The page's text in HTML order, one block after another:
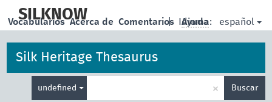
main
SILKNOW | Idioma: español
Vocabularios Acerca de Comentarios Ayuda
Silk Heritage Thesaurus
undefined × Buscar